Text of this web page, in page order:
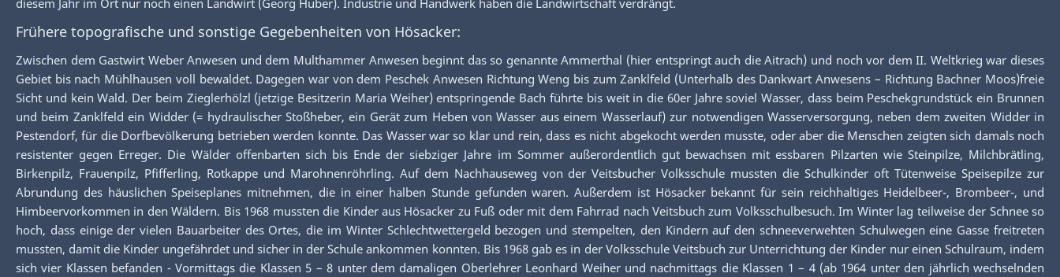
Frühere topografische und sonstige Gegebenheiten von Hösacker:
Zwischen dem Gastwirt Weber Anwesen und dem Multhammer Anwesen beginnt das so genannte Ammerthal (hier entspringt auch die Aitrach) und noch vor dem II. Weltkrieg war dieses
Gebiet bis nach Mühlhausen voll bewaldet. Dagegen war von dem Peschek Anwesen Richtung Weng bis zum Zanklfeld (Unterhalb des Dankwart Anwesens – Richtung Bachner Moos)freie
Sicht und kein Wald. Der beim Zieglerhölzl (jetzige Besitzerin Maria Weiher) entspringende Bach führte bis weit in die 60er Jahre soviel Wasser, dass beim Peschekgrundstück ein Brunnen
und beim Zanklfeld ein Widder (= hydraulischer Stoßheber, ein Gerät zum Heben von Wasser aus einem Wasserlauf) zur notwendigen Wasserversorgung, neben dem zweiten Widder in
Pestendorf, für die Dorfbevölkerung betrieben werden konnte. Das Wasser war so klar und rein, dass es nicht abgekocht werden musste, oder aber die Menschen zeigten sich damals noch
resistenter gegen Erreger. Die Wälder offenbarten sich bis Ende der siebziger Jahre im Sommer außerordentlich gut bewachsen mit essbaren Pilzarten wie Steinpilze, Milchbrätling,
Birkenpilz, Frauenpilz, Pfifferling, Rotkappe und Marohnenröhrling. Auf dem Nachhauseweg von der Veitsbucher Volksschule mussten die Schulkinder oft Tütenweise Speisepilze zur
Abrundung des häuslichen Speiseplanes mitnehmen, die in einer halben Stunde gefunden waren. Außerdem ist Hösacker bekannt für sein reichhaltiges Heidelbeer-, Brombeer-, und
Himbeervorkommen in den Wäldern. Bis 1968 mussten die Kinder aus Hösacker zu Fuß oder mit dem Fahrrad nach Veitsbuch zum Volksschulbesuch. Im Winter lag teilweise der Schnee so
hoch, dass einige der vielen Bauarbeiter des Ortes, die im Winter Schlechtwettergeld bezogen und stempelten, den Kindern auf den schneeverwehten Schulwegen eine Gasse freitreten
mussten, damit die Kinder ungefährdet und sicher in der Schule ankommen konnten. Bis 1968 gab es in der Volksschule Veitsbuch zur Unterrichtung der Kinder nur einen Schulraum, indem
sich vier Klassen befanden - Vormittags die Klassen 5 – 8 unter dem damaligen Oberlehrer Leonhard Weiher und nachmittags die Klassen 1 – 4 (ab 1964 unter den jährlich wechselnden